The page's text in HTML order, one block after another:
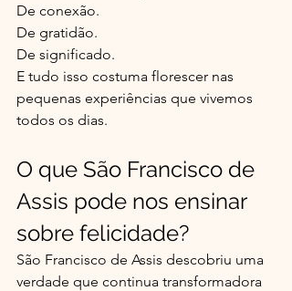
De conexão.
De gratidão.
De significado.
E tudo isso costuma florescer nas
pequenas experiências que vivemos
todos os dias.
O que São Francisco de
Assis pode nos ensinar
sobre felicidade?
São Francisco de Assis descobriu uma
verdade que continua transformadora